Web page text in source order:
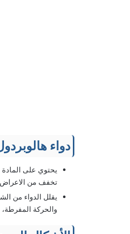
دواء
تخفف من الاعراض
يقلل الدواء من
والحركة المفرطة،